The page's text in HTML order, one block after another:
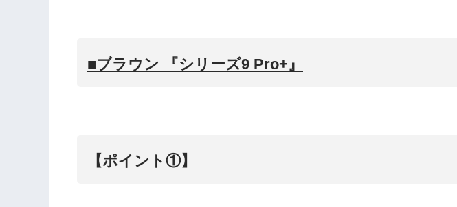
■ブラウン 『シリーズ9 Pro+』
【ポイント①】